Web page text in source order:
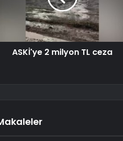
ASKİ'ye 2 milyon TL ceza